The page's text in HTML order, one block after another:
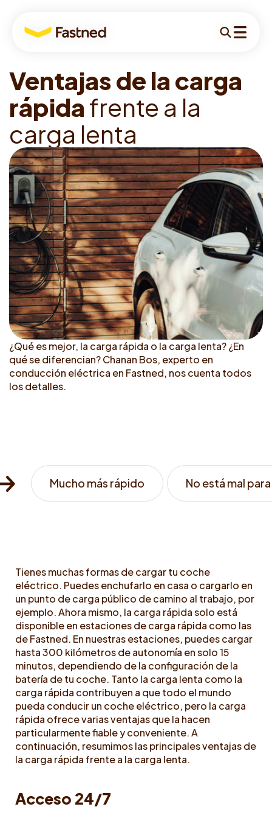
Para
Para conductores
Para empresas
Para inversores
Ubicaciones
Recarga
Sobre nosotros
Historias
Soporte
Spanish
Buscar
Menú
Ventajasdelacarga
rápidafrente a la
carga lenta
¿Qué es mejor, la carga rápida o la carga lenta? ¿En
qué se diferencian? Chanan Bos, experto en
conducción eléctrica en Fastned, nos cuenta todos
los detalles.
Mucho más rápido No está mal
Tienes muchas formas de cargar tu coche
eléctrico. Puedes enchufarlo en casa o cargarlo en
un punto de carga público de camino al trabajo, por
ejemplo. Ahora mismo, la carga rápida solo está
disponible en estaciones de carga rápida como las
de Fastned. En nuestras estaciones, puedes cargar
hasta 300 kilómetros de autonomía en solo 15
minutos, dependiendo de la configuración de la
batería de tu coche. Tanto la carga lenta como la
carga rápida contribuyen a que todo el mundo
pueda conducir un coche eléctrico, pero la carga
rápida ofrece varias ventajas que la hacen
particularmente fiable y conveniente. A
continuación, resumimos las principales ventajas de
la carga rápida frente a la carga lenta.
Acceso 24/7